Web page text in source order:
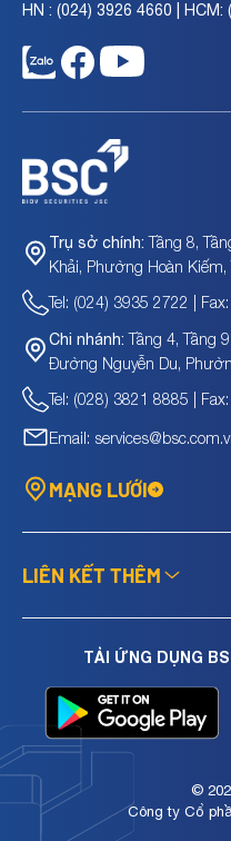
HN : (024) 3926 4660 | HCM:
Trụ sở chính: Tầng 8,
Khải, Phường Hoàn Kiếm,
Tel: (024) 3935 2722 |
Chi nhánh: Tầng 4, Tầng
Đường Nguyễn Du,
Tel: (028) 3821 8885 |
Email:
MẠNG LƯỚI
LIÊN KẾT THÊM
TẢI ỨNG DỤNG
©
Công ty Cổ